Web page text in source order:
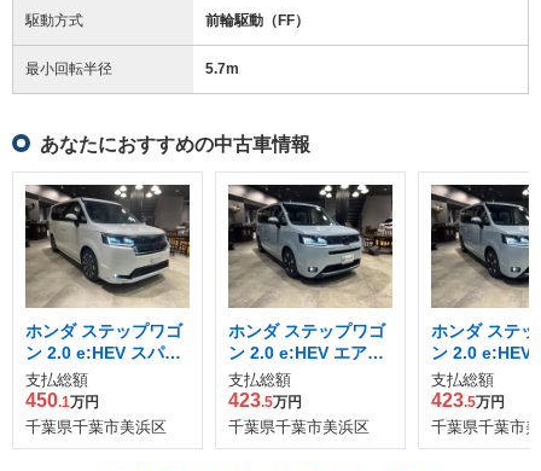
駆動方式 前輪駆動（FF）
最小回転半径 5.7m
あなたにおすすめの中古車情報
ホンダ ステップワゴ
ン 2.0 e:HEV スパー
ダ プレミアムライン
支払総額
450.1万円
千葉県千葉市美浜区
ホンダ ステップワゴ
ン 2.0 e:HEV エアー
EX
支払総額
423.5万円
千葉県千葉市美浜区
ホンダ ステ
ン 2.0 e:HEV
EX
支払総額
423.5万円
千葉県千葉市